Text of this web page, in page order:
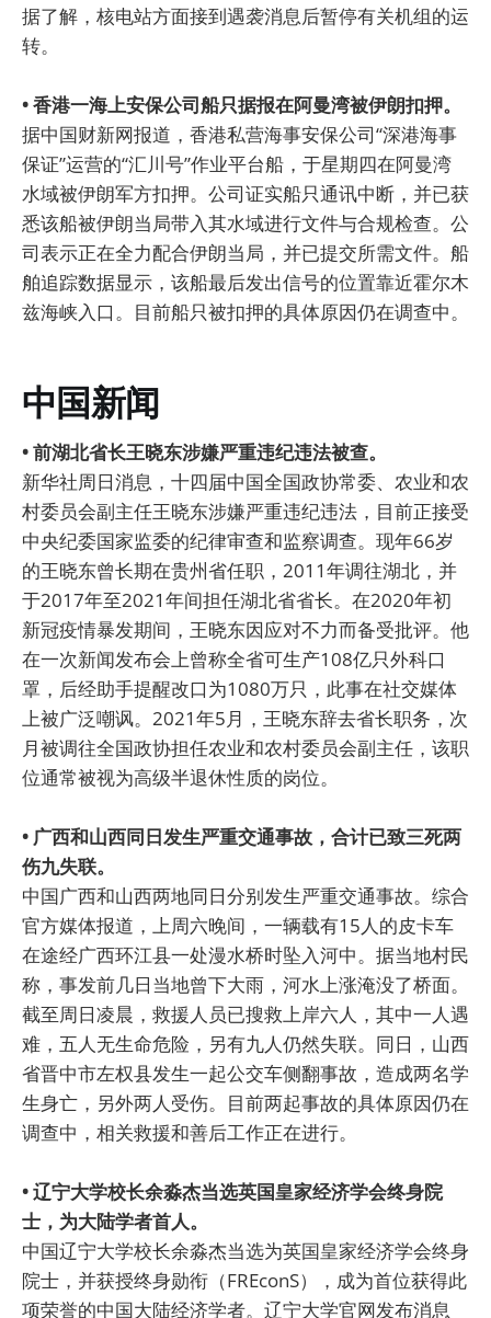
据了解，核电站方面接到遇袭消息后暂停有关机组的运
转。
• 香港一海上安保公司船只据报在阿曼湾被伊朗扣押。
据中国财新网报道，香港私营海事安保公司“深港海事
保证”运营的“汇川号”作业平台船，于星期四在阿曼湾
水域被伊朗军方扣押。公司证实船只通讯中断，并已获
悉该船被伊朗当局带入其水域进行文件与合规检查。公
司表示正在全力配合伊朗当局，并已提交所需文件。船
舶追踪数据显示，该船最后发出信号的位置靠近霍尔木
兹海峡入口。目前船只被扣押的具体原因仍在调查中。
中国新闻
• 前湖北省长王晓东涉嫌严重违纪违法被查。
新华社周日消息，十四届中国全国政协常委、农业和农
村委员会副主任王晓东涉嫌严重违纪违法，目前正接受
中央纪委国家监委的纪律审查和监察调查。现年66岁
的王晓东曾长期在贵州省任职，2011年调往湖北，并
于2017年至2021年间担任湖北省省长。在2020年初
新冠疫情暴发期间，王晓东因应对不力而备受批评。他
在一次新闻发布会上曾称全省可生产108亿只外科口
罩，后经助手提醒改口为1080万只，此事在社交媒体
上被广泛嘲讽。2021年5月，王晓东辞去省长职务，次
月被调往全国政协担任农业和农村委员会副主任，该职
位通常被视为高级半退休性质的岗位。
• 广西和山西同日发生严重交通事故，合计已致三死两
伤九失联。
中国广西和山西两地同日分别发生严重交通事故。综合
官方媒体报道，上周六晚间，一辆载有15人的皮卡车
在途经广西环江县一处漫水桥时坠入河中。据当地村民
称，事发前几日当地曾下大雨，河水上涨淹没了桥面。
截至周日凌晨，救援人员已搜救上岸六人，其中一人遇
难，五人无生命危险，另有九人仍然失联。同日，山西
省晋中市左权县发生一起公交车侧翻事故，造成两名学
生身亡，另外两人受伤。目前两起事故的具体原因仍在
调查中，相关救援和善后工作正在进行。
• 辽宁大学校长余淼杰当选英国皇家经济学会终身院
士，为大陆学者首人。
中国辽宁大学校长余淼杰当选为英国皇家经济学会终身
院士，并获授终身勋衔（FREconS），成为首位获得此
项荣誉的中国大陆经济学者。辽宁大学官网发布消息